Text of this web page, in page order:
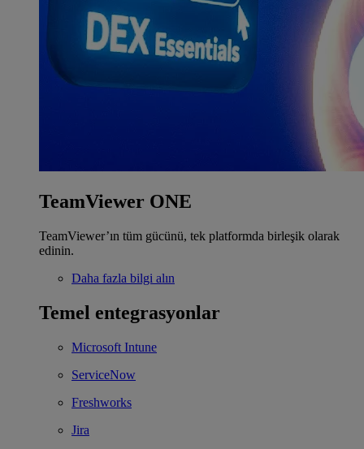
TeamViewer ONE
TeamViewer’ın tüm gücünü, tek platformda birleşik olarak
edinin.
Daha fazla bilgi alın
Temel entegrasyonlar
Microsoft Intune
ServiceNow
Freshworks
Jira